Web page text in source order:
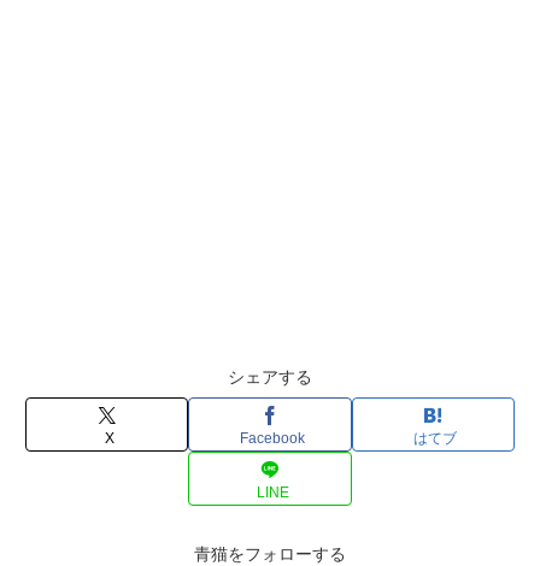
シェアする
X Facebook はてブ
LINE
青猫をフォローする